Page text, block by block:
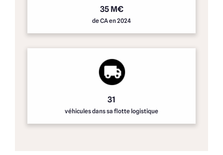
35 M€
de CA en 2024
31
véhicules dans sa flotte logistique